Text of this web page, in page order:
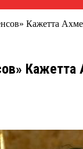
Кажетта
Кажетта